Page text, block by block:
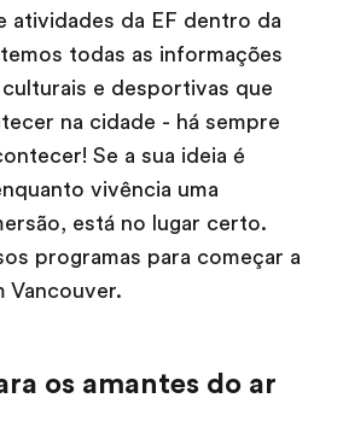
atividades da EF dentro da
todas as informações
e desportivas que
na cidade - há sempre
Se a sua ideia é
vivência uma
está no lugar certo.
programas para começar a
Vancouver.
os amantes do ar